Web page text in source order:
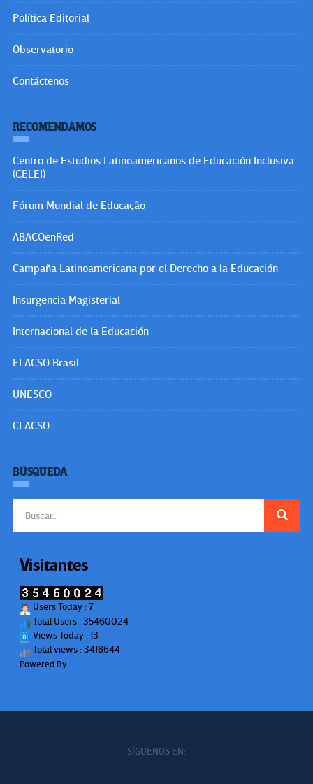
Política Editorial
Observatorio
Contáctenos
RECOMENDAMOS
Centro de Estudios Latinoamericanos de Educación Inclusiva
(CELEI)
Fórum Mundial de Educação
ABACOenRed
Campaña Latinoamericana por el Derecho a la Educación
Insurgencia Magisterial
Internacional de la Educación
FLACSO Brasil
UNESCO
CLACSO
BÚSQUEDA
Visitantes
Users Today : 7
Total Users : 35460024
Views Today : 13
Total views : 3418644
Powered By
SÍGUENOS EN: